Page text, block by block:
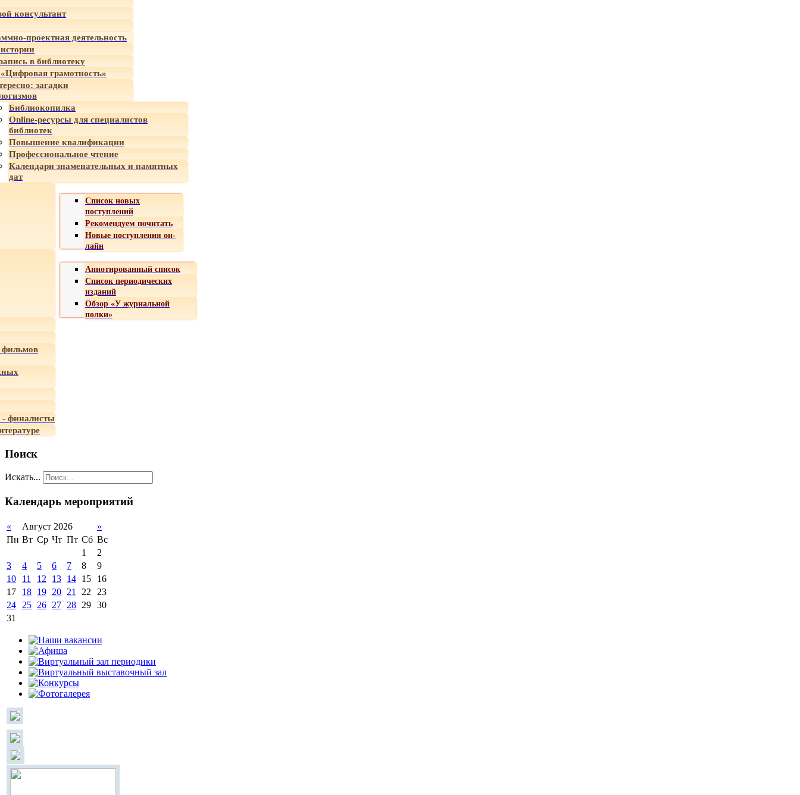
консультант
проектная деятельность
в библиотеку
грамотность»
загадки
Библиокопилка
Online-ресурсы для специалистов
библиотек
Повышение квалификации
Профессиональное чтение
Календари знаменательных и памятных
дат
Список новых
поступлений
Рекомендуем почитать
Новые поступления он-
лайн
Аннотированный список
Список периодических
изданий
Обзор «У журнальной
полки»
- финалисты
Поиск
Искать...
Календарь мероприятий
« Август 2026
»
Пн Вт Ср Чт Пт Сб Вс
1
2
3
4 5 6 7 8
9
10
11 12 13 14 15
16
17
18 19 20 21 22
23
24
25 26 27 28 29 30
31